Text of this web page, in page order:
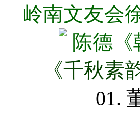
岭南文友会
《千秋素
01.